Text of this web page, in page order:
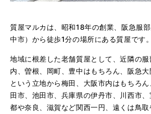
質屋マルカは、昭和18年の創業、阪急服
中市）から徒歩1分の場所にある質屋です。
地域に根差した老舗質屋として、近隣の
内、曽根、岡町、豊中はもちろん、阪急
という立地から梅田、大阪市内はもちろ
田市、池田市、兵庫県の伊丹市、川西市
都や奈良、滋賀など関西一円、遠くは鳥